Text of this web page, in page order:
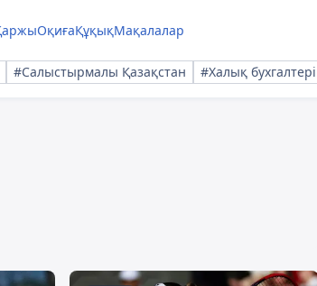
ОқиғаҚұқықМақалалар
#Салыстырмалы Қазақстан #Халық бухгалтері